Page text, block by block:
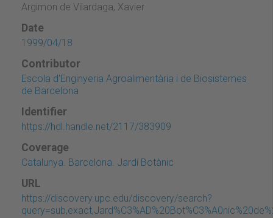
Argimon de Vilardaga, Xavier
Date
1999/04/18
Contributor
Escola d'Enginyeria Agroalimentària i de Biosistemes
de Barcelona
Identifier
https://hdl.handle.net/2117/383909
Coverage
Catalunya. Barcelona. Jardí Botànic
URL
https://discovery.upc.edu/discovery/search?